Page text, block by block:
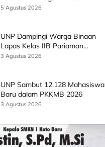
Batingkok Limapuluh Kota
5 Agustus 2026
UNP Dampingi Warga Binaan
Lapas Kelas IIB Pariaman
Kembangkan Produk Kreatif
3 Agustus 2026
UNP Sambut 12.128 Mahasiswa
Baru dalam PKKMB 2026
3 Agustus 2026